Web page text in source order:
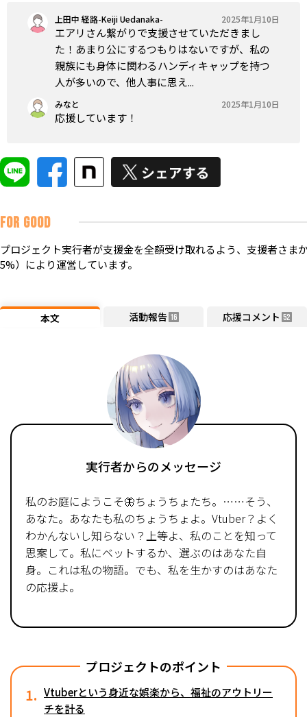
上田中 経路-Keiji Uedanaka- 2025年1月10日
エアリさん繋がりで支援させていただきまし
た！あまり公にするつもりはないですが、私の
親族にも身体に関わるハンディキャップを持つ
人が多いので、他人事に思え...
みなと 2025年1月10日
応援しています！
FOR GOOD
プロジェクト実行者が支援金を全額受け取れるよう、支援者さま
5%）により運営しています。
本文 活動報告 16 応援コメント 52
実行者からのメッセージ
私のお庭にようこそ🦋ちょうちょたち。……そう、
あなた。あなたも私のちょうちょよ。Vtuber？よく
わかんないし知らない？上等よ、私のことを知って
思案して。私にベットするか、選ぶのはあなた自
身。――これは私の物語。でも、私を生かすのはあなた
の応援よ。
プロジェクトのポイント
1. Vtuberという身近な娯楽から、福祉のアウトリー
チを計る